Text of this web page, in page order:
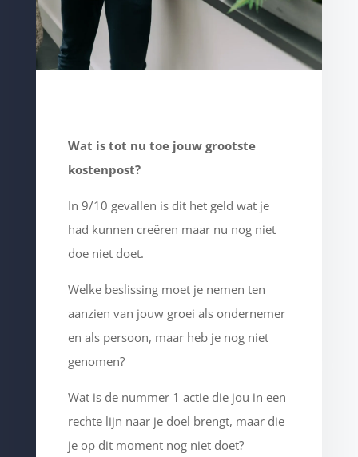
Wat is tot nu toe jouw grootste
kostenpost?
In 9/10 gevallen is dit het geld wat je
had kunnen creëren maar nu nog niet
doe niet doet.
Welke beslissing moet je nemen ten
aanzien van jouw groei als ondernemer
en als persoon, maar heb je nog niet
genomen?
Wat is de nummer 1 actie die jou in een
rechte lijn naar je doel brengt, maar die
je op dit moment nog niet doet?